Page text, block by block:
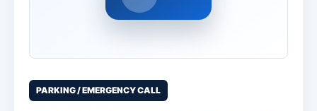
PARKING / EMERGENCY CALL